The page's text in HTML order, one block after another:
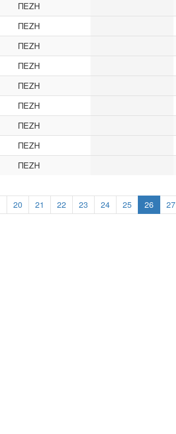
ΠΕΖΗ
ΠΕΖΗ
ΠΕΖΗ
ΠΕΖΗ
ΠΕΖΗ
ΠΕΖΗ
ΠΕΖΗ
ΠΕΖΗ
ΠΕΖΗ
20 21 22 23 24 25 26 27